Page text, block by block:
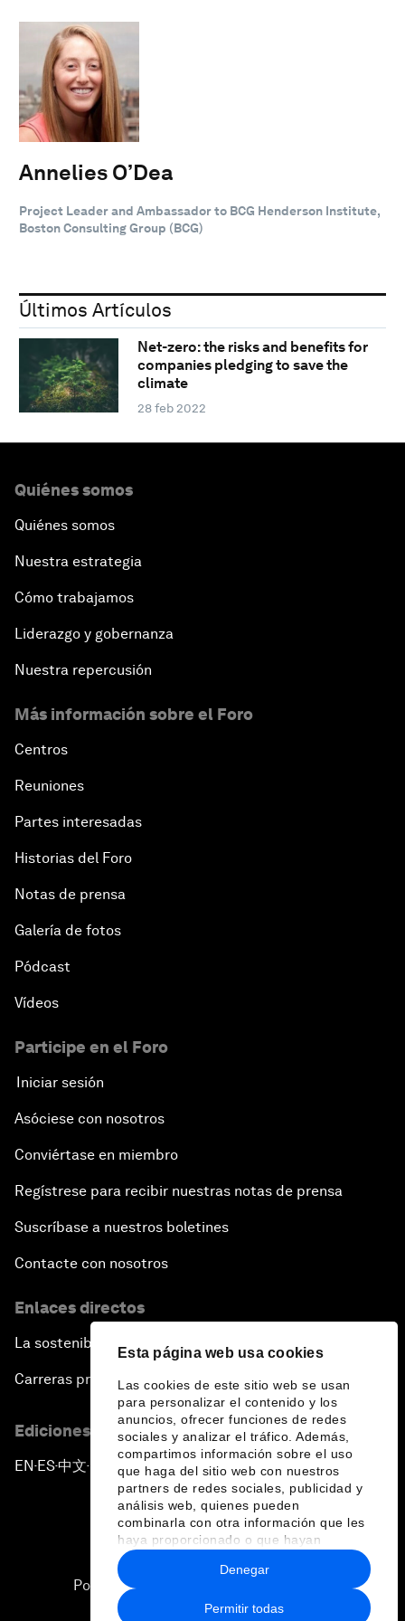
Esta página web usa cookies
Las cookies de este sitio web se usan
para personalizar el contenido y los
anuncios, ofrecer funciones de redes
sociales y analizar el tráfico. Además,
compartimos información sobre el uso
que haga del sitio web con nuestros
partners de redes sociales, publicidad y
análisis web, quienes pueden
combinarla con otra información que les
haya proporcionado o que hayan
recopilado a partir del uso que haya
hecho de sus servicios.
Permitir todas
Denegar
Annelies O’Dea
Project Leader and Ambassador to BCG Henderson Institute,
Boston Consulting Group (BCG)
Últimos Artículos
Net-zero: the risks and benefits for
companies pledging to save the
climate
28 feb 2022
Quiénes somos
Quiénes somos
Nuestra estrategia
Cómo trabajamos
Liderazgo y gobernanza
Nuestra repercusión
Más información sobre el Foro
Centros
Reuniones
Partes interesadas
Historias del Foro
Notas de prensa
Galería de fotos
Pódcast
Vídeos
Participe en el Foro
Iniciar sesión
Asóciese con nosotros
Conviértase en miembro
Regístrese para recibir nuestras notas de prensa
Suscríbase a nuestros boletines
Contacte con nosotros
Enlaces directos
La sostenibilidad en el Foro
Carreras profesionales
Ediciones en otros idiomas
EN ▪ ES▪中文▪ 日本語
Política de privacidad y normas de uso